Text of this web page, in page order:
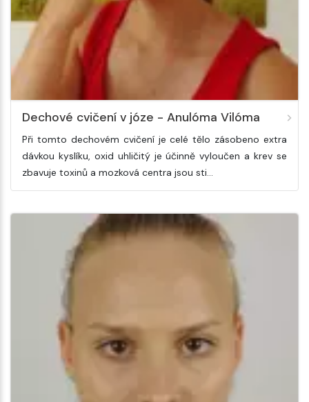
Dechové cvičení v józe - Anulóma Vilóma
Při tomto dechovém cvičení je celé tělo zásobeno extra
dávkou kyslíku, oxid uhličitý je účinně vyloučen a krev se
zbavuje toxinů a mozková centra jsou sti…